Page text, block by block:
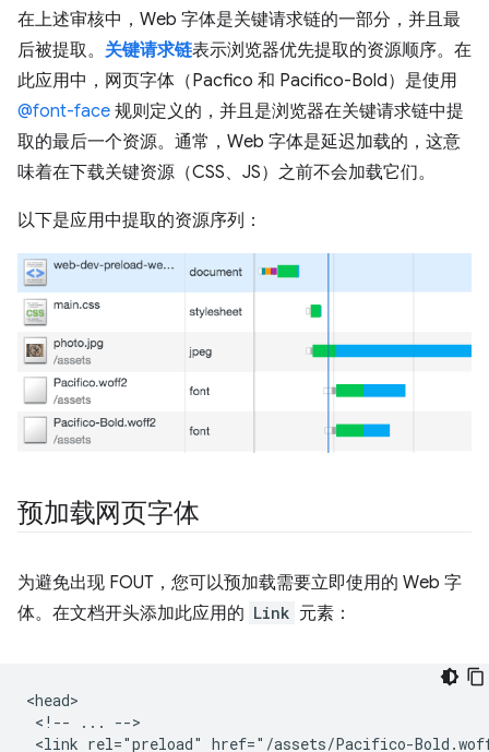
在上述审核中，Web 字体是关键请求链的一部分，并且最
后被提取。 关键请求链表示浏览器优先提取的资源顺序。在
此应用中，网页字体（Pacfico 和 Pacifico-Bold）是使用
@font-face 规则定义的，并且是浏览器在关键请求链中提
取的最后一个资源。通常，Web 字体是延迟加载的，这意
味着在下载关键资源（CSS、JS）之前不会加载它们。
以下是应用中提取的资源序列：
预加载网页字体
为避免出现 FOUT，您可以预加载需要立即使用的 Web 字
体。在文档开头添加此应用的 Link 元素：
<head>
<!-- ... -->
<link rel="preload" href="/assets/Pacifico-